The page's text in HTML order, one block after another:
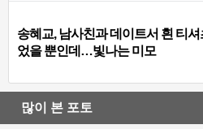
송혜교, 남사친과 데이트서 흰 티
었을 뿐인데…빛나는 미모
많이 본 포토